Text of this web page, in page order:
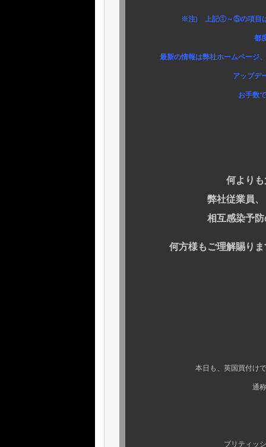
※注) 上記①～⑤の項目は新型コ
都度変更させて
最新の情報は弊社ホームページ、
アップデートお知ら
お手数ですが、ご確
何よりも大切なお
弊社従業員、またそ
相互感染予防のため
何方様もご理解賜ります
本日も、英国買付けで見つけ
通称、“ グリーン
ブリティッシュアーミー